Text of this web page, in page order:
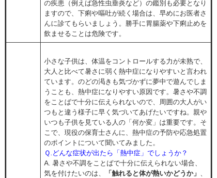
の疾患（例えば急性虫垂炎など）の鑑別も必要となり
ますので、下痢や嘔吐が続く場合は、早めにお医者さ
んに診てもらいましょう。勝手に胃腸薬や下痢止めを
飲ませることは危険です。
小さな子供は、体温をコントロールする力が未熟で、
大人と比べて暑さに弱く熱中症になりやすいと言われ
ています。のどの渇きも気づかずに夢中で遊んでしま
うことも、熱中症になりやすい原因です。暑さや不調
をことばで十分に伝えられないので、周囲の大人がい
つもと違う様子に早く気づいてあげたいですね。親や
いつも子供を見ている人の「何か変」は重要です。そ
こで、現役の保育士さんに、熱中症の予防や応急処置
のポイントについて聞いてみました。
Ｑ.どんな症状が出たら「熱中症」でしょうか？
A. 暑さや不調をことばで十分に伝えられない場合、
気を付けたいのは、
「触れると体が熱いかどうか」 、